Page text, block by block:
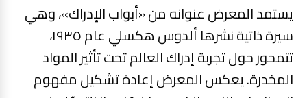
يستمد المعرض عنوانه من «أبواب الإدراك»، وهي
سيرة ذاتية نشرها ألدوس هكسلي عام ١٩٣٥،
تتمحور حول تجربة إدراك العالم تحت تأثير المواد
المخدرة. يعكس المعرض إعادة تشكيل مفهوم